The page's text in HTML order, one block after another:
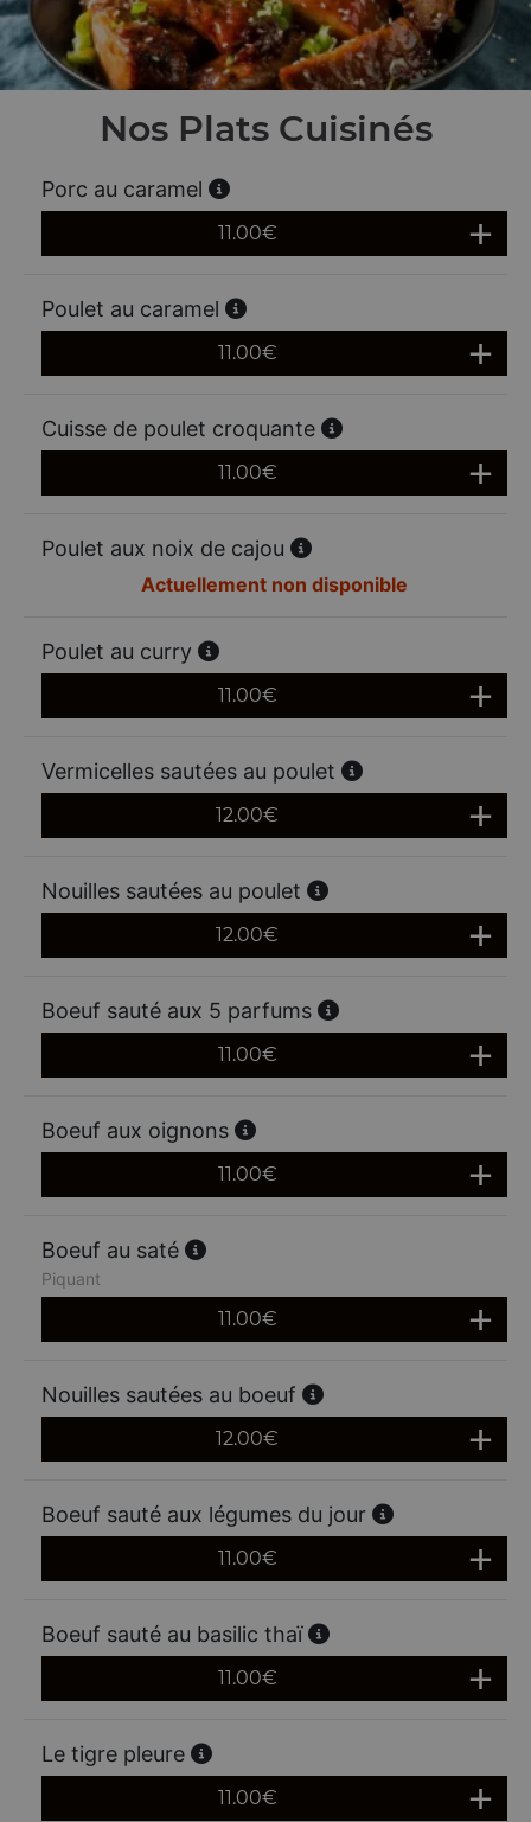
Nos Plats Cuisinés
Porc au caramel
11.00€
Poulet au caramel
11.00€
Cuisse de poulet croquante
11.00€
Poulet aux noix de cajou
Actuellement non disponible
Poulet au curry
11.00€
Vermicelles sautées au poulet
12.00€
Nouilles sautées au poulet
12.00€
Boeuf sauté aux 5 parfums
11.00€
Boeuf aux oignons
11.00€
Boeuf au saté
Piquant
11.00€
Nouilles sautées au boeuf
12.00€
Boeuf sauté aux légumes du jour
11.00€
Boeuf sauté au basilic thaï
11.00€
Le tigre pleure
11.00€